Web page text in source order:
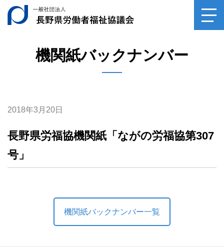
一般社団法人長野
機関紙バックナンバー
2018年3月20日
長野県労福協機関紙「ながの労福協第307
号」
機関紙バックナンバー一覧